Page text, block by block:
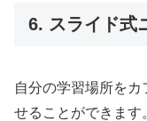
6. スライド式
自分の学習場所を
せることができます